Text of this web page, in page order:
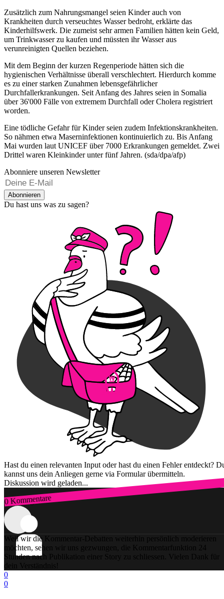
Zusätzlich zum Nahrungsmangel seien Kinder auch von
Krankheiten durch verseuchtes Wasser bedroht, erklärte das
Kinderhilfswerk. Die zumeist sehr armen Familien hätten kein Geld,
um Trinkwasser zu kaufen und müssten ihr Wasser aus
verunreinigten Quellen beziehen.
Mit dem Beginn der kurzen Regenperiode hätten sich die
hygienischen Verhältnisse überall verschlechtert. Hierdurch komme
es zu einer starken Zunahmen lebensgefährlicher
Durchfallerkrankungen. Seit Anfang des Jahres seien in Somalia
über 36'000 Fälle von extremem Durchfall oder Cholera registriert
worden.
Eine tödliche Gefahr für Kinder seien zudem Infektionskrankheiten.
So nähmen etwa Maserninfektionen kontinuierlich zu. Bis Anfang
Mai wurden laut UNICEF über 7000 Erkrankungen gemeldet. Zwei
Drittel waren Kleinkinder unter fünf Jahren. (sda/dpa/afp)
Abonniere unseren Newsletter
Abonnieren
Du hast uns was zu sagen?
Hast du einen relevanten Input oder hast du einen Fehler entdeckt?
kannst uns dein Anliegen gerne via Formular übermitteln.
Diskussion wird geladen...
0 Kommentare
Zum Login
Weil wir die Kommentar-Debatten weiterhin persönlich moderieren
möchten, sehen wir uns gezwungen, die Kommentarfunktion 24
Stunden nach Publikation einer Story zu schliessen. Vielen Dank für
dein Verständnis!
0
0